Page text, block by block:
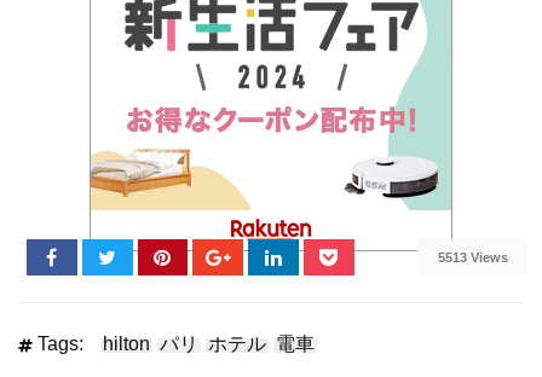
5513 Views
Tags: hilton パリ ホテル 電車